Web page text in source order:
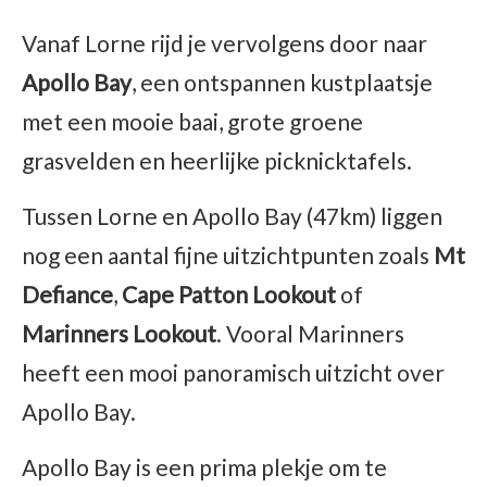
Vanaf Lorne rijd je vervolgens door naar
Apollo Bay, een ontspannen kustplaatsje
met een mooie baai, grote groene
grasvelden en heerlijke picknicktafels.
Tussen Lorne en Apollo Bay (47km) liggen
nog een aantal fijne uitzichtpunten zoals Mt
Defiance, Cape Patton Lookout of
Marinners Lookout. Vooral Marinners
heeft een mooi panoramisch uitzicht over
Apollo Bay.
Apollo Bay is een prima plekje om te